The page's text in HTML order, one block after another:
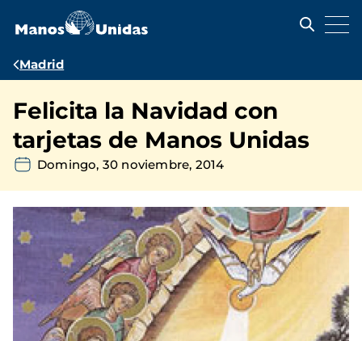
contenido
Ruta
navegación
Madrid
Felicita la Navidad con
tarjetas de Manos Unidas
Domingo, 30 noviembre, 2014